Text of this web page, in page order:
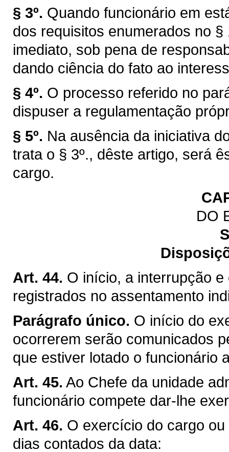
§ 3º. Quando funcionário em
dos requisitos enumerados no
imediato, sob pena de
dando ciência do fato ao
§ 4º. O processo referido no
dispuser a regulamentação
§ 5º. Na ausência da iniciativa
trata o § 3º., dêste artigo, será
cargo.
DO
Art. 44. O início, a interrupção
registrados no assentamento
Parágrafo único. O início do
ocorrerem serão comunicados
que estiver lotado o funcionário
Art. 45. Ao Chefe da unidade
funcionário compete dar-lhe
Art. 46. O exercício do cargo
dias contados da data: